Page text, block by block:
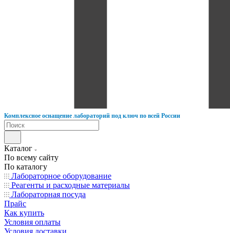
Комплексное оснащение лабораторий под ключ по всей России
Каталог
По всему сайту
По каталогу
Лабораторное оборудование
Реагенты и расходные материалы
Лабораторная посуда
Прайс
Как купить
Условия оплаты
Условия доставки